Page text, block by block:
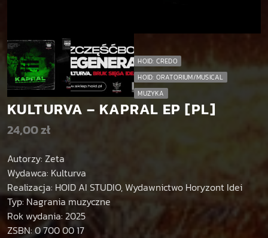
HOID: CREDO
HOID: ORATORIUM/MUSICAL
MUZYKA
KULTURVA – KAPRAL EP [PL]
24,00zł
Autorzy: Zeta
Wydawca: Kulturva
Realizacja: HOID AI STUDIO, Wydawnictwo Horyzont Idei
Typ: Nagrania muzyczne
Rok wydania: 2025
ZSBN: 0 700 00 17